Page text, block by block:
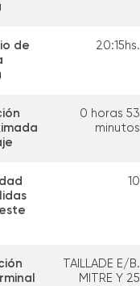
de
20:15hs.
0 horas 53
minutos
10
TAILLADE E/B.
MITRE Y 25